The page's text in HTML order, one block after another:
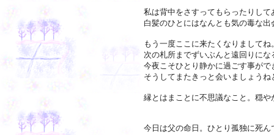
私は背中をさすってもらったりし
白髪のひとにはなんとも気の毒な
もう一度ここに来たくなりまして
次の札所までずいぶんと遠回りに
今夜こそひとり静かに過ごす事が
そうしてまたきっと会いましょう
縁とはまことに不思議なこと。穏
今日は父の命日。ひとり孤独に死